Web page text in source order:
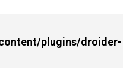
plugins/droider-